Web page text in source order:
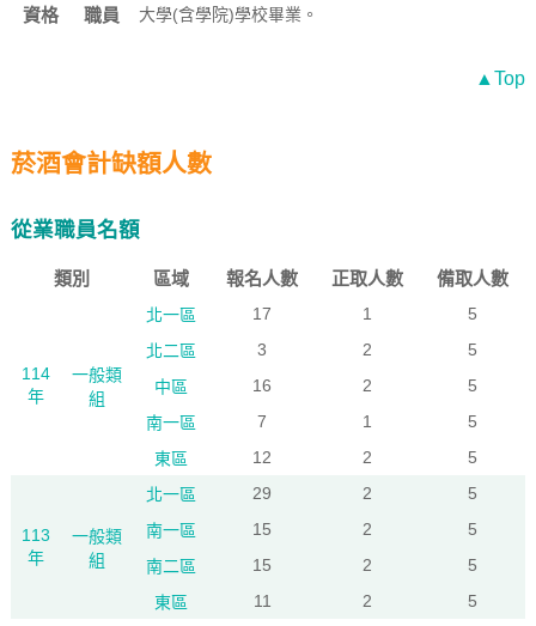
資格 職員 大學(含學院)學校畢業。
▲Top
菸酒會計缺額人數
從業職員名額
類別 區域 報名人數 正取人數 備取人數
114
年
一般類
組
北一區 17 1
5
北二區
3 2
5
中區
16 2
5
南一區
7 1
5
東區
12 2 5
113
年
一般類
組
北一區 29 2
5
南一區
15 2
5
南二區
15 2
5
東區
11 2 5